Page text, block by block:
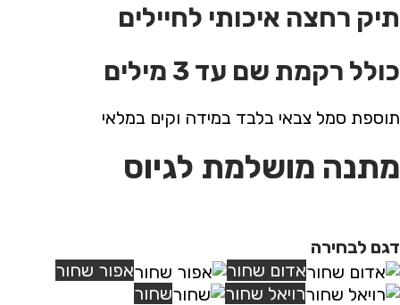
תיק רחצה איכותי לחיילים
כולל רקמת שם עד 3 מילים
תוספת סמל צבאי בלבד במידה וקים במלאי
מתנה מושלמת לגיוס
דגם לבחירה
אדום שחור
אפור שחור
רויאל שחור
שחור